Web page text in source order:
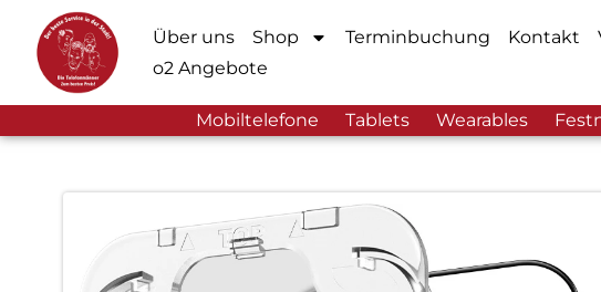
Über uns Shop Terminbuchung Kontakt
o2 Angebote
Mobiltelefone Tablets Wearables